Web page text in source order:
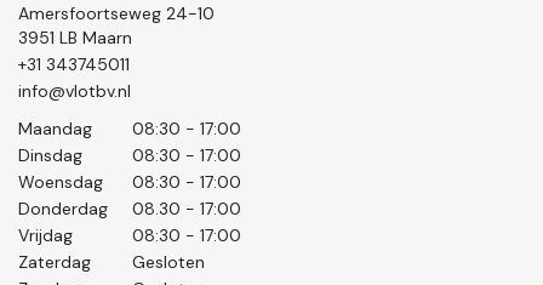
Amersfoortseweg 24-10
3951 LB Maarn
+31 343745011
info@vlotbv.nl
Maandag
08:30 - 17:00
Dinsdag
08:30 - 17:00
Woensdag
08:30 - 17:00
Donderdag
08.30 - 17:00
Vrijdag
08:30 - 17:00
Zaterdag
Gesloten